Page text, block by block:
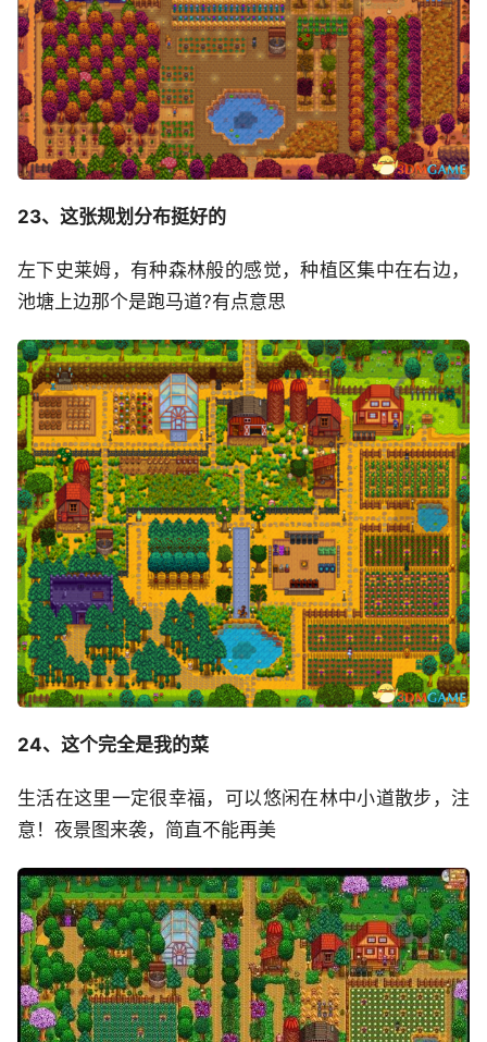
23、这张规划分布挺好的
左下史莱姆，有种森林般的感觉，种植区集中在右边，
池塘上边那个是跑马道?有点意思
24、这个完全是我的菜
生活在这里一定很幸福，可以悠闲在林中小道散步，注
意！夜景图来袭，简直不能再美